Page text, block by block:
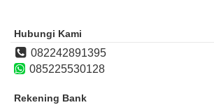
Hubungi Kami
082242891395
085225530128
Rekening Bank